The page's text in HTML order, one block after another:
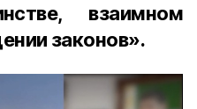
взаимном
законов».